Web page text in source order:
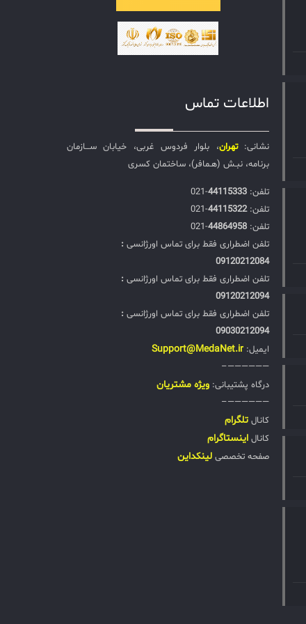
اطلاعات تماس
نشانی:تهران، بلوار فردوس غربی، خیابان ســـازمان
برنامه، نبـش (هـمافر)، ساختمان کسری
تلفن:‌ 44115333
-021
تلفن:‌44115322
-021
تلفن:‌ 44864958
-021
تلفن اضطراری فقط برای تماس اورژانسی :
09120212084
تلفن اضطراری فقط برای تماس اورژانسی :
09120212094
تلفن اضطراری فقط برای تماس اورژانسی :
09030212094
ایمیل: Support@MedaNet.ir
——————–
درگاه پشتیبانی: ويژه مشتریان
——————–
کانال تلگرام
کانال اینستاگرام
صفحه تخصصی لینکداین